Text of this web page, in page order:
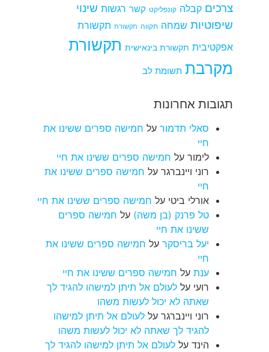
צרכים קבלה קונפליקט קשר רגשות שינוי
שיפוטיות שמחה תקווה תקשורת תקשורת
אפקטיבית תקשורת בינאישית תקשורת
מקרבת תשומת לב
תגובות אחרונות
סאלי תדמור על חמישה ספרים ששינו את
חיי
לימור על חמישה ספרים ששינו את חיי
רוני ויינברגר על חמישה ספרים ששינו את
חיי
אורלי ביטי על חמישה ספרים ששינו את חיי
טל פרנק (בן משה) על חמישה ספרים
ששינו את חיי
יעל בריסקר על חמישה ספרים ששינו את
חיי
ענת על חמישה ספרים ששינו את חיי
רועי על לעולם אל תיתן למישהו להגיד לך
שאתה לא יכול לעשות משהו
רוני ויינברגר על לעולם אל תיתן למישהו
להגיד לך שאתה לא יכול לעשות משהו
הינד על לעולם אל תיתן למישהו להגיד לך